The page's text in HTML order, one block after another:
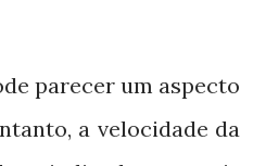
parecer um aspecto
a velocidade da